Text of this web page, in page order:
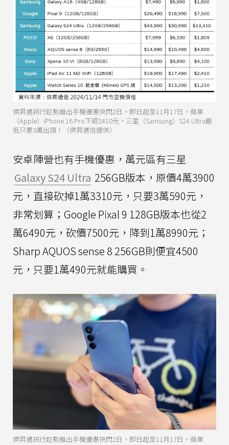
傑昇通訊行趁勢推出手機優惠快閃2日，即日起至11月17日，蘋果
（Apple）iPhone 16 Pro下殺2410元，三星（Samsung）S24 Ultra最
低只要3萬出頭！（傑昇通信提供）
安卓陣營也有手機優惠，萬元區有三星
Galaxy S24 Ultra 256GB版本，原價4萬3900
元，直接砍掉1萬3310元，只要3萬590元，
非常划算；Google Pixal 9 128GB版本也從2
萬6490元，砍價7500元，降到1萬8990元；
Sharp AQUOS sense 8 256GB則便宜4500
元，只要1萬490元就能購買。
傑昇通訊行趁勢推出手機優惠快閃2日，即日起至11月17日，蘋果